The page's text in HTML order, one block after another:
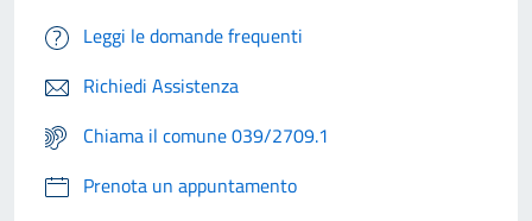
Leggi le domande frequenti
Richiedi Assistenza
Chiama il comune 039/2709.1
Prenota un appuntamento